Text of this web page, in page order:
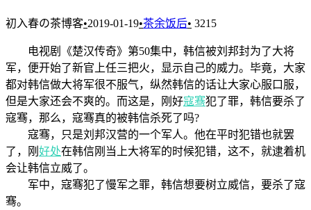
初入春の茶博客•2019-01-19•茶余饭后• 3215
电视剧《楚汉传奇》第50集中，韩信被刘邦封为了大将
军，便开始了新官上任三把火，显示自己的威力。毕竟，大家
都对韩信做大将军很不服气，纵然韩信的话让大家心服口服，
但是大家还会不爽的。而这是，刚好寇骞犯了罪，韩信要杀了
寇骞，那么，寇骞真的被韩信杀死了吗?
寇骞，只是刘邦汉营的一个军人。他在平时犯错也就罢
了，刚 好处在韩信刚当上大将军的时候犯错，这不，就逮着机
会让韩信立威了。
军中，寇骞犯了慢军之罪，韩信想要树立威信，要杀了寇
骞。